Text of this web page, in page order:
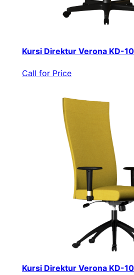
Kursi Direktur Verona KD-
Call for Price
Kursi Direktur Verona KD-